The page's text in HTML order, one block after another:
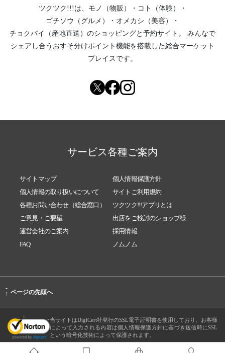
ツクツク!!!は、 モノ（物販） ・ コト（体験）
・
ゴチソウ（グルメ）
・ オメカシ（美容）
・
チョクバイ（産地直送） のショッピングと予約サイト。
みんなで
シェアし合う おすそ分けポイント機能を搭載した総合マーケット
プレイスです。
サービス各種ご案内
サイトマップ
個人情報保護方針
個人情報の取り扱いについて
サイトご利用規約
各種お問い合わせ（総合窓口）
ツクツク!!!アプリとは
ご意見・ご要望
出店をご検討のショップ様
運営会社のご案内
採用情報
FAQ
ノムノム
-
↑ ページの先頭へ
当サイトはDigiCert社発行のSSL電子証明書を使用しており、お客様
によって入力される内容は個人情報保護方針に基づき送信時にSSL
という暗号化技術によって保護されます。